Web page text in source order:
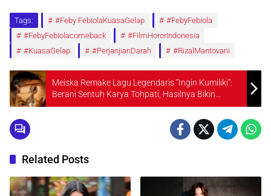
Tags: #Feby FebiolaKuasaGelap
#FebyFebiola
#FebyFebiolacomeback
#FilmHororIndonesia
#KuasaGelap
#PerjanjianDarah #RizalMantovani
Meiska Remake Lagu Legendaris “Ingin Kumiliki”:
Berani Sentuh Karya Tohpati, Hasilnya Bikin
Penasaran
Related Posts